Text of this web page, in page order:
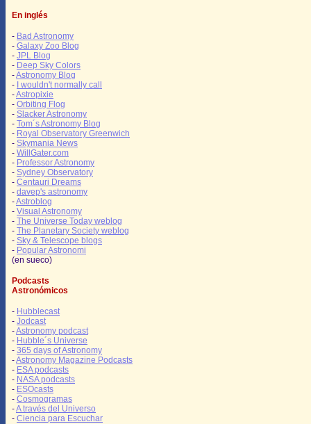
En inglés
- Bad Astronomy
- Galaxy Zoo Blog
- JPL Blog
- Deep Sky Colors
-Astronomy Blog
- I wouldn't normally call
-Astropixie
- Orbiting Flog
- Slacker Astronomy
- Tom´s Astronomy Blog
- Royal Observatory Greenwich
- Skymania News
- WillGater.com
- Professor Astronomy
- Sydney Observatory
- Centauri Dreams
- davep's astronomy
-Astroblog
- Visual Astronomy
- The Universe Today weblog
- The Planetary Society weblog
- Sky & Telescope blogs
- Popular Astronomi
(en sueco)
Podcasts
Astronómicos
- Hubblecast
- Jodcast
-Astronomy podcast
- Hubble´s Universe
- 365 days of Astronomy
-Astronomy Magazine Podcasts
- ESA podcasts
- NASA podcasts
- ESOcasts
- Cosmogramas
-A través del Universo
- Ciencia para Escuchar